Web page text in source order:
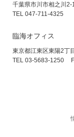
千葉県市川市相之川2-
TEL 047-711-4325
臨海オフィス
東京都江東区東陽2丁
TEL 03-5683-1250